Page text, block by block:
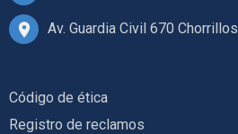
Av. Guardia Civil 670 Chorrillos
Código de ética
Registro de reclamos